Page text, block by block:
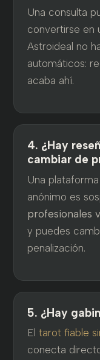
Una consulta
convertirse en
Astroideal no
automáticos:
acaba ahí.
4. ¿Hay
cambiar de
Una
anónimo es
profesionales
y puedes
penalización.
5. ¿Hay
El tarot fiable
conecta